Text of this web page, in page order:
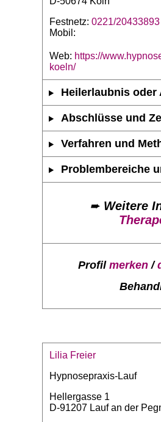
Festnetz: 0221/20433893
Mobil:
Web: https://
koeln/
Heilerlaubnis oder
Abschlüsse und
Verfahren und
Problembereiche
➨ Weitere
Profil merken/
Lilia Freier
Hypnosepraxis-Lauf
Hellergasse 1
D-91207 Lauf an der